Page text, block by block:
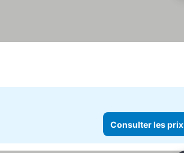
Consulter les prix